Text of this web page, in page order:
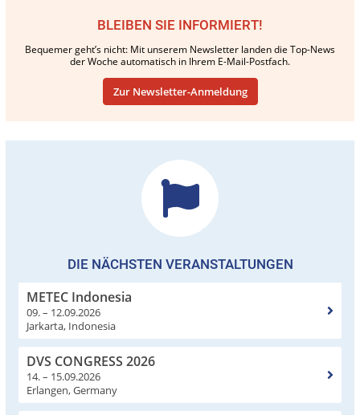
BLEIBEN SIE INFORMIERT!
Bequemer geht’s nicht: Mit unserem Newsletter landen die Top-News
der Woche automatisch in Ihrem E-Mail-Postfach.
Zur Newsletter-Anmeldung
DIE NÄCHSTEN VERANSTALTUNGEN
METEC Indonesia
09. – 12.09.2026
Jarkarta, Indonesia
DVS CONGRESS 2026
14. – 15.09.2026
Erlangen, Germany